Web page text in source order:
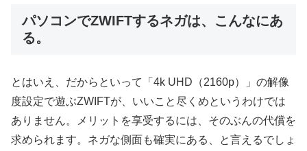
パソコンでZWIFTするネガは、こんなにあ
る。
とはいえ、だからといって「4k UHD（2160p）」の解像
度設定で遊ぶZWIFTが、いいこと尽くめというわけでは
ありません。メリットを享受するには、そのぶんの代償を
求められます。ネガな側面も確実にある、と言えるでしょ